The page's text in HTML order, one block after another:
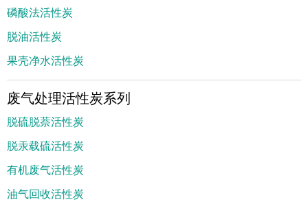
磷酸法活性炭
脱油活性炭
果壳净水活性炭
废气处理活性炭系列
脱硫脱萘活性炭
脱汞载硫活性炭
有机废气活性炭
油气回收活性炭